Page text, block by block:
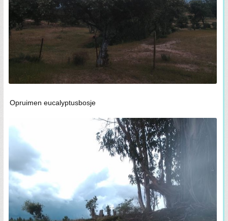
Opruimen eucalyptusbosje